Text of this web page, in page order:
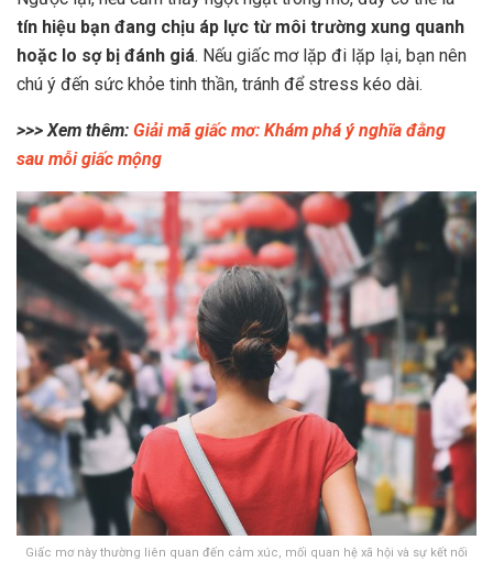
tín hiệu bạn đang chịu áp lực từ môi trường xung quanh
hoặc lo sợ bị đánh giá. Nếu giấc mơ lặp đi lặp lại, bạn nên
chú ý đến sức khỏe tinh thần, tránh để stress kéo dài.
>>> Xem thêm: Giải mã giấc mơ: Khám phá ý nghĩa đằng
sau mỗi giấc mộng
Giấc mơ này thường liên quan đến cảm xúc, mối quan hệ xã hội và sự kết nối